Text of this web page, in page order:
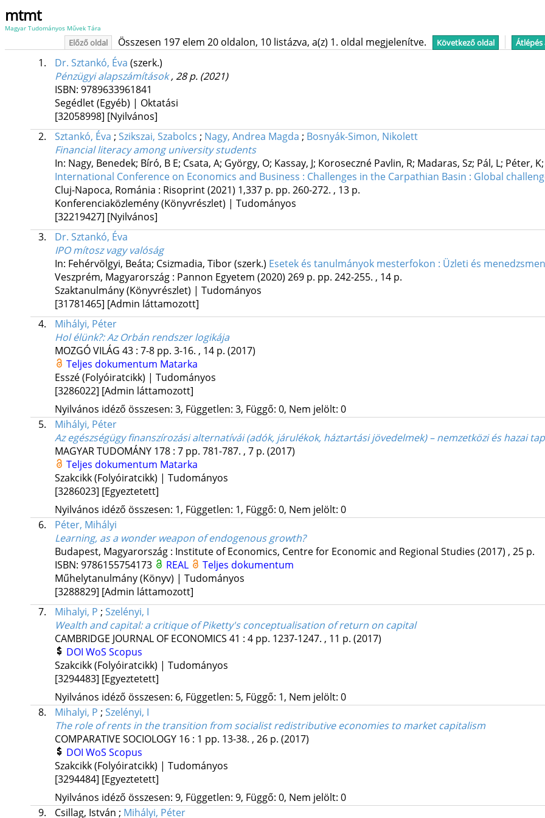
mtmt
Magyar Tudományos Művek Tára
Előző oldal Összesen 197 elem 20 oldalon, 10 listázva, a(z) 1. oldal megjelenítve. Következő oldal Átlépés
1. Dr. Sztankó, Éva (szerk.)
Pénzügyi alapszámítások, 28 p. (2021)
ISBN: 9789633961841
Segédlet (Egyéb) | Oktatási
[32058998] [Nyilvános]
2.
Sztankó, Éva ; Szikszai, Szabolcs ; Nagy, Andrea Magda ; Bosnyák-Simon, Nikolett
Financial literacy among university students
In: Nagy, Benedek; Bíró, B E; Csata, A; György, O; Kassay, J; Koroseczné Pavlin, R; Madaras, Sz; Pál, L; Péter,
International Conference on Economics and Business : Challenges in the Carpathian Basin : Global
Cluj-Napoca, Románia : Risoprint(2021) 1,337 p. pp. 260-272. , 13 p.
Konferenciaközlemény (Könyvrészlet) | Tudományos
[32219427] [Nyilvános]
3.
Dr. Sztankó, Éva
IPO mítosz vagy valóság
In: Fehérvölgyi, Beáta; Csizmadia, Tibor (szerk.) Esetek és tanulmányok mesterfokon : Üzleti és
Veszprém, Magyarország : Pannon Egyetem (2020) 269 p. pp. 242-255. , 14 p.
Szaktanulmány (Könyvrészlet) | Tudományos
[31781465] [Admin láttamozott]
4.
Mihályi, Péter
Hol élünk?: Az Orbán rendszer logikája
MOZGÓ VILÁG 43: 7-8 pp. 3-16. , 14 p. (2017)
Teljes dokumentum Matarka
Esszé (Folyóiratcikk) | Tudományos
[3286022] [Admin láttamozott]
Nyilvános idéző összesen: 3, Független: 3, Függő: 0, Nem jelölt: 0
5.
Mihályi, Péter
Az egészségügy finanszírozási alternatívái (adók, járulékok, háztartási jövedelmek) – nemzetközi és hazai
MAGYAR TUDOMÁNY 178: 7 pp. 781-787. , 7 p. (2017)
Teljes dokumentum Matarka
Szakcikk (Folyóiratcikk) | Tudományos
[3286023] [Egyeztetett]
Nyilvános idéző összesen: 1, Független: 1, Függő: 0, Nem jelölt: 0
6.
Péter, Mihályi
Learning, as a wonder weapon of endogenous growth?
Budapest, Magyarország : Institute of Economics, Centre for Economic and Regional Studies (2017) , 25 p.
ISBN: 9786155754173 REAL
Teljes dokumentum
Műhelytanulmány (Könyv) | Tudományos
[3288829] [Admin láttamozott]
7.
Mihalyi, P ; Szelényi, I
Wealth and capital: a critique of Piketty's conceptualisation of return on capital
CAMBRIDGE JOURNAL OF ECONOMICS 41 : 4 pp. 1237-1247. , 11 p. (2017)
DOI WoS Scopus
Szakcikk (Folyóiratcikk) | Tudományos
[3294483] [Egyeztetett]
Nyilvános idéző összesen: 6, Független: 5, Függő: 1, Nem jelölt: 0
8.
Mihalyi, P ; Szelényi, I
The role of rents in the transition from socialist redistributive economies to market capitalism
COMPARATIVE SOCIOLOGY 16: 1 pp. 13-38. , 26 p. (2017)
DOI WoS Scopus
Szakcikk (Folyóiratcikk) | Tudományos
[3294484] [Egyeztetett]
Nyilvános idéző összesen: 9, Független: 9, Függő: 0, Nem jelölt: 0
9.
Csillag, István ; Mihályi, Péter